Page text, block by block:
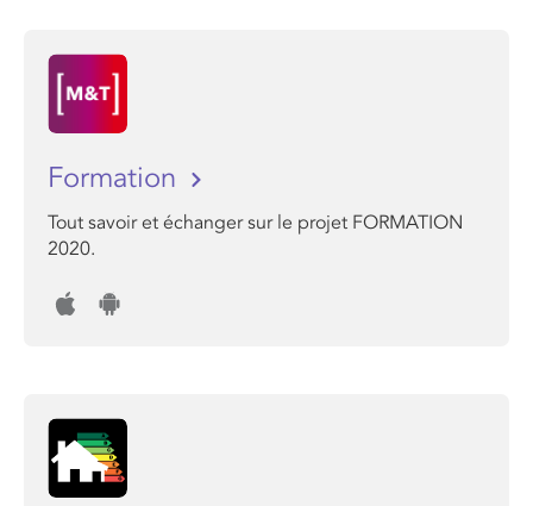
Formation
Tout savoir et échanger sur le projet FORMATION
2020.